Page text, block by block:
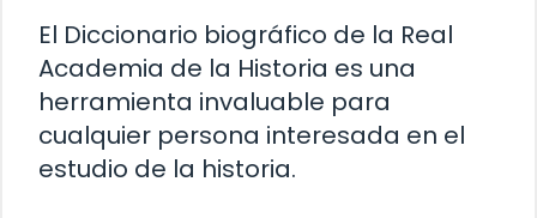
El Diccionario biográfico de la Real
Academia de la Historia es una
herramienta invaluable para
cualquier persona interesada en el
estudio de la historia.